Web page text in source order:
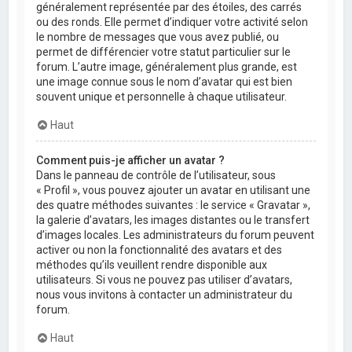
généralement représentée par des étoiles, des carrés
ou des ronds. Elle permet d’indiquer votre activité selon
le nombre de messages que vous avez publié, ou
permet de différencier votre statut particulier sur le
forum. L’autre image, généralement plus grande, est
une image connue sous le nom d’avatar qui est bien
souvent unique et personnelle à chaque utilisateur.
Haut
Comment puis-je afficher un avatar ?
Dans le panneau de contrôle de l’utilisateur, sous
« Profil », vous pouvez ajouter un avatar en utilisant une
des quatre méthodes suivantes : le service « Gravatar »,
la galerie d’avatars, les images distantes ou le transfert
d’images locales. Les administrateurs du forum peuvent
activer ou non la fonctionnalité des avatars et des
méthodes qu’ils veuillent rendre disponible aux
utilisateurs. Si vous ne pouvez pas utiliser d’avatars,
nous vous invitons à contacter un administrateur du
forum.
Haut